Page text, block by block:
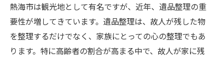
熱海市は観光地として有名ですが、近年、遺品整理の重
要性が増してきています。遺品整理は、故人が残した物
を整理するだけでなく、家族にとっての心の整理でもあ
ります。特に高齢者の割合が高まる中で、故人が家に残